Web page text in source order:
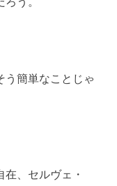
う簡単なことじゃ
、セルヴェ・